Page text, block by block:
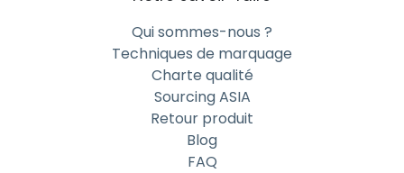
Qui sommes-nous ?
Techniques de marquage
Charte qualité
Sourcing ASIA
Retour produit
Blog
FAQ